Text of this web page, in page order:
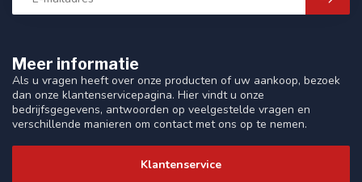
Meer informatie
Als u vragen heeft over onze producten of uw aankoop, bezoek
dan onze klantenservicepagina. Hier vindt u onze
bedrijfsgegevens, antwoorden op veelgestelde vragen en
verschillende manieren om contact met ons op te nemen.
Klantenservice